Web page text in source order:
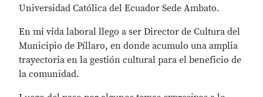
Universidad Católica del Ecuador Sede Ambato.
En mi vida laboral llego a ser Director de Cultura del
Municipio de Píllaro, en donde acumulo una amplia
trayectoria en la gestión cultural para el beneficio de
la comunidad.